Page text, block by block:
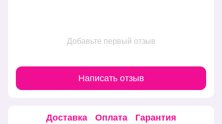
Добавьте первый отзыв
Написать отзыв
Доставка Оплата Гарантия